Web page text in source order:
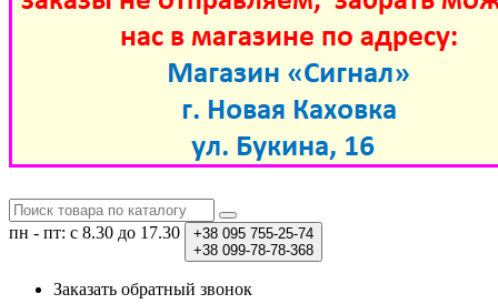
пн - пт: с 8.30 до 17.30 +38 095 755-25-74
+38 099-78-78-368
Заказать обратный звонок